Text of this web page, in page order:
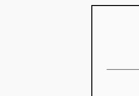
う圧巻の一曲